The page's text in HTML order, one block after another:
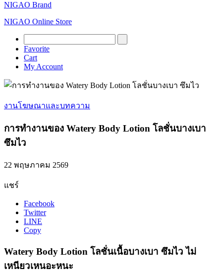
NIGAO Brand
NIGAO Online Store
Favorite
Cart
My Account
งานโฆษณาและบทความ
การทำงานของ Watery Body Lotion โลชั่นบางเบา
ซึมไว
22 พฤษภาคม 2569
แชร์
Facebook
Twitter
LINE
Copy
Watery Body Lotion โลชั่นเนื้อบางเบา ซึมไว ไม่
เหนียวเหนอะหนะ